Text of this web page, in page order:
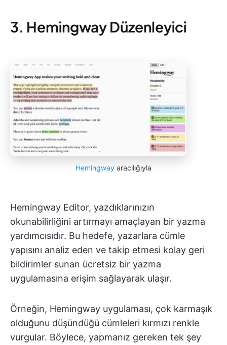
3. Hemingway Düzenleyici
Hemingway aracılığıyla
Hemingway Editor, yazdıklarınızın
okunabilirliğini artırmayı amaçlayan bir yazma
yardımcısıdır. Bu hedefe, yazarlara cümle
yapısını analiz eden ve takip etmesi kolay geri
bildirimler sunan ücretsiz bir yazma
uygulamasına erişim sağlayarak ulaşır.
Örneğin, Hemingway uygulaması, çok karmaşık
olduğunu düşündüğü cümleleri kırmızı renkle
vurgular. Böylece, yapmanız gereken tek şey